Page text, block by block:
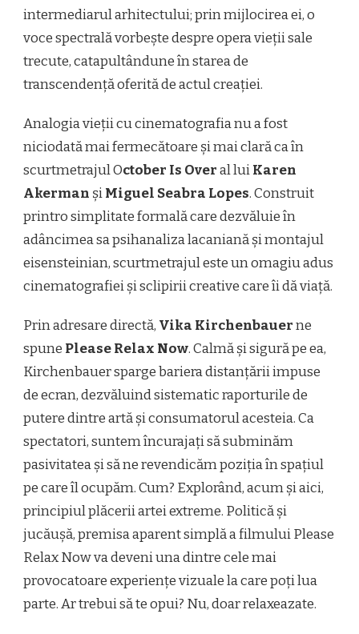
intermediarul arhitectului; prin mijlocirea ei, o
voce spectrală vorbește despre opera vieții sale
trecute, catapultându­ne în starea de
transcendență oferită de actul creației.
Analogia vieții cu cinematografia nu a fost
niciodată mai fermecătoare și mai clară ca în
scurtmetrajul October Is Overal luiKaren
Akerman șiMiguel Seabra Lopes. Construit
printr­o simplitate formală care dezvăluie în
adâncimea sa psihanaliza lacaniană și montajul
eisensteinian, scurtmetrajul este un omagiu adus
cinematografiei și sclipirii creative care îi dă viață.
Prin adresare directă, Vika Kirchenbauerne
spune Please Relax Now. Calmă și sigură pe ea,
Kirchenbauer sparge bariera distanțării impuse
de ecran, dezvăluind sistematic raporturile de
putere dintre artă și consumatorul acesteia. Ca
spectatori, suntem încurajați să subminăm
pasivitatea și să ne revendicăm poziția în spațiul
pe care îl ocupăm. Cum? Explorând, acum și aici,
principiul plăcerii artei extreme. Politică și
jucăușă, premisa aparent simplă a filmului Please
Relax Now va deveni una dintre cele mai
provocatoare experiențe vizuale la care poți lua
parte. Ar trebui să te opui? Nu, doar relaxeaza­te.